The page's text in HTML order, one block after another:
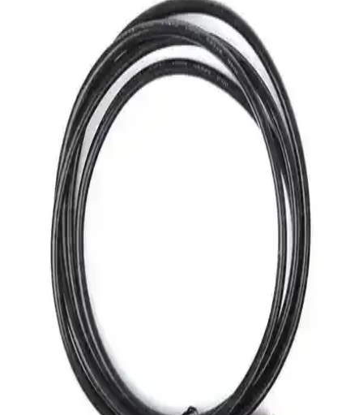
Yüksek Performanslı Cat6 Ethernet Kabloları ile
Güvenilir ve Hızlı Ağ Bağlantısı
Cat6 Ethernet kabloları, yüksek hız, dayanıklılık ve parazitlere karşı
direnç sağlayarak hem ev hem de kurumsal ağlarda üstün
performans sunar. Doğru seçimle ağ güvenliğinizi ve hızınızı
artırabilirsiniz.
Elektronik Aksesuar Çantaları: Dayanıklı ve
Güvenli Taşıma Çözümleri
Dayanıklı ve fonksiyonel elektronik aksesuar çantaları, cihazlarınızı
güvenle taşımanızı sağlar. Su geçirmez özellikleri ve düzenli
bölmeleriyle günlük ve profesyonel kullanımda ideal çözümler
iPhone 18 ve 20 için Şarj Kablosu Koruma Setleri:
Özellikler ve Kullanım İpuçları
iPhone 18 ve 20 modelleri için tasarlanan şarj kablosu koruma
setleri, malzeme ve tasarım özellikleriyle kablo ömrünü uzatır,
kullanım kolaylığı sağlar ve çeşitli koruma seviyeleri sunar.
Kablo Tamiri İçin Isı Shrink Boru Setleri: Güvenilir
ve Etkili Çözüm Alternatifleri